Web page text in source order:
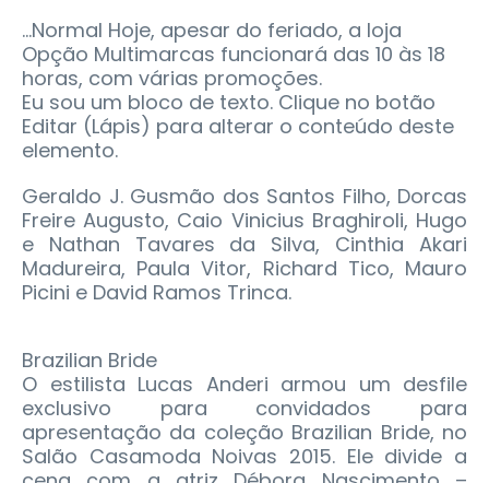
...Normal Hoje, apesar do feriado, a loja
Opção Multimarcas funcionará das 10 às 18
horas, com várias promoções.
Eu sou um bloco de texto. Clique no botão
Editar (Lápis) para alterar o conteúdo deste
elemento.
Geraldo J. Gusmão dos Santos Filho, Dorcas
Freire Augusto, Caio Vinicius Braghiroli, Hugo
e Nathan Tavares da Silva, Cinthia Akari
Madureira, Paula Vitor, Richard Tico, Mauro
Picini e David Ramos Trinca.
Brazilian Bride
O estilista Lucas Anderi armou um desfile
exclusivo para convidados para
apresentação da coleção Brazilian Bride, no
Salão Casamoda Noivas 2015. Ele divide a